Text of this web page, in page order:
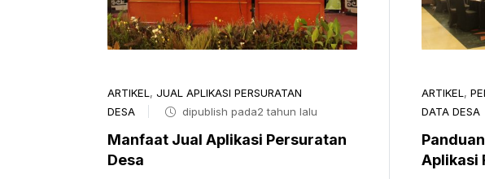
ARTIKEL , JUAL APLIKASI PERSURATAN
DESA
dipublish pada2 tahun lalu
Manfaat Jual Aplikasi Persuratan
Desa
ARTIKEL ,
DATA DESA
Aplikasi